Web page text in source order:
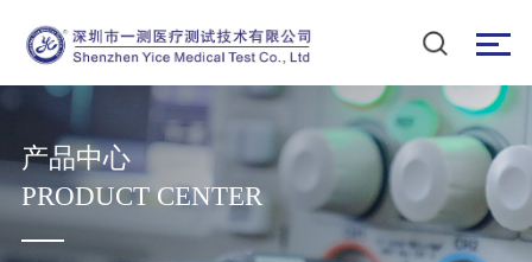
产品中心
PRODUCT CENTER